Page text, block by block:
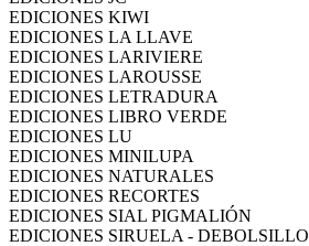
EDICIONES KIWI
EDICIONES LA LLAVE
EDICIONES LARIVIERE
EDICIONES LAROUSSE
EDICIONES LETRADURA
EDICIONES LIBRO VERDE
EDICIONES LU
EDICIONES MINILUPA
EDICIONES NATURALES
EDICIONES RECORTES
EDICIONES SIAL PIGMALIÓN
EDICIONES SIRUELA - DEBOLSILLO